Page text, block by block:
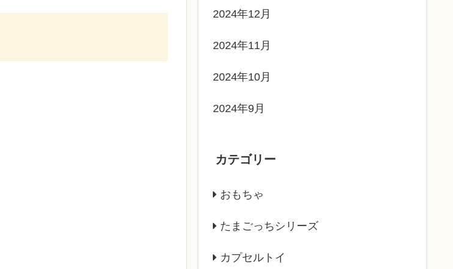
2024年12月
2024年11月
2024年10月
2024年9月
カテゴリー
おもちゃ
たまごっちシリーズ
カプセルトイ